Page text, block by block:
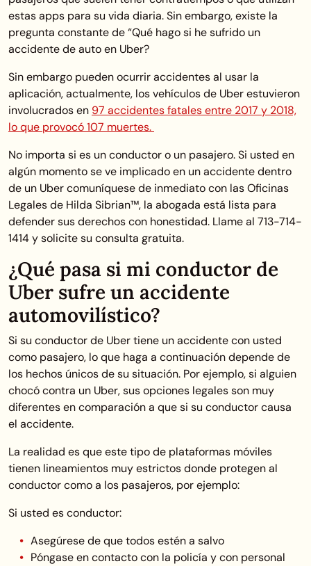
estas apps para su vida diaria. Sin embargo, existe la
pregunta constante de “Qué hago si he sufrido un
accidente de auto en Uber?
Sin embargo pueden ocurrir accidentes al usar la
aplicación, actualmente, los vehículos de Uber estuvieron
involucrados en 97 accidentes fatales entre 2017 y 2018,
lo que provocó 107 muertes.
No importa si es un conductor o un pasajero. Si usted en
algún momento se ve implicado en un accidente dentro
de un Uber comuníquese de inmediato con las Oficinas
Legales de Hilda Sibrian™, la abogada está lista para
defender sus derechos con honestidad. Llame al 713-714-
1414 y solicite su consulta gratuita.
¿Qué pasa si mi conductor de
Uber sufre un accidente
automovilístico?
Si su conductor de Uber tiene un accidente con usted
como pasajero, lo que haga a continuación depende de
los hechos únicos de su situación. Por ejemplo, si alguien
chocó contra un Uber, sus opciones legales son muy
diferentes en comparación a que si su conductor causa
el accidente.
La realidad es que este tipo de plataformas móviles
tienen lineamientos muy estrictos donde protegen al
conductor como a los pasajeros, por ejemplo:
Si usted es conductor:
Asegúrese de que todos estén a salvo
Póngase en contacto con la policía y con personal